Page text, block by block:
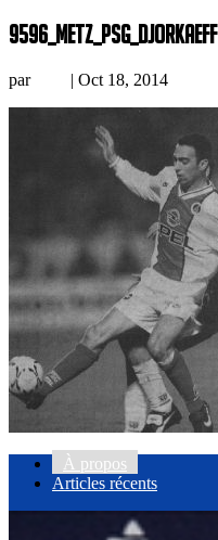
9596_Metz_PSG_Djorkaeff
par | Oct 18, 2014
À propos
Articles récents